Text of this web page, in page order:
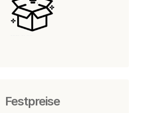
Festpreise